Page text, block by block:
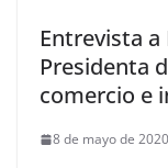
Entrevista
Presidenta
comercio e
8 de mayo de 2020